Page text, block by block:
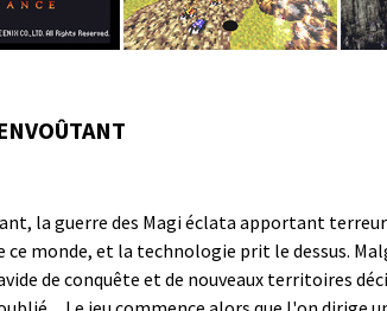
la guerre des Magi éclata apportant
ce monde, et la technologie prit le dessus.
de conquête et de nouveaux territoires